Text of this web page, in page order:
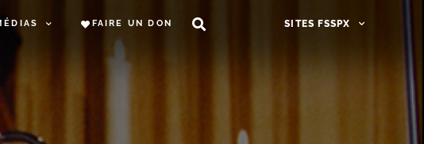
FAIRE UN DON SITES FSSPX